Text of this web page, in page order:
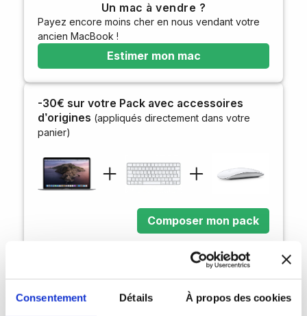
Consentement Détails À propos des cookies
Un mac à vendre ?
Payez encore moins cher en nous vendant votre
ancien MacBook !
Estimer mon mac
-30€ sur votre Pack avec accessoires
d’origines (appliqués directement dans votre
panier)
Composer mon pack